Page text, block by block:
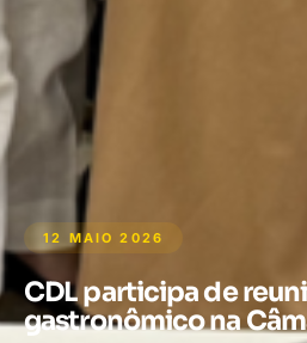
12 MAIO 2026
CDL participa de
gastronômico na